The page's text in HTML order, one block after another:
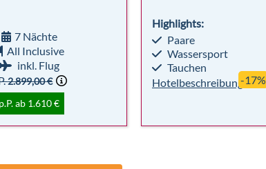
7 Nächte
All Inclusive
inkl. Flug
2.899,00 €
p.P. ab 1.610 €
Highlights:
Paare
Wassersport
Tauchen
Hotelbeschreibung-17%